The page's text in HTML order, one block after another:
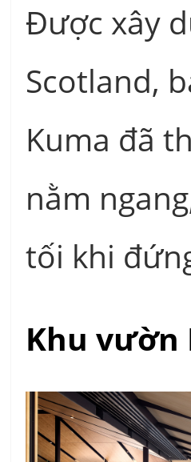
Được xây
Scotland,
Kuma đã
nằm
tối khi
Khu vườn